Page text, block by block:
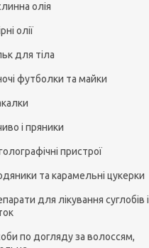
олія
олії
для тіла
футболки та майки
і пряники
пристрої
та карамельні цукерки
для лікування суглобів і
по догляду за волоссям,